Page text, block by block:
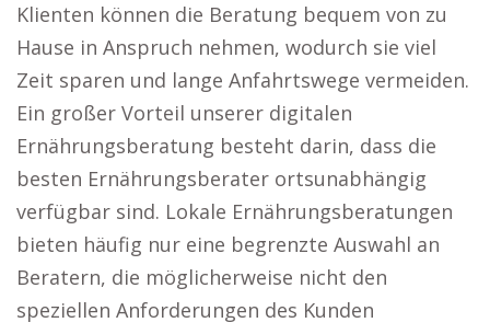
Klienten können die Beratung bequem von zu
Hause in Anspruch nehmen, wodurch sie viel
Zeit sparen und lange Anfahrtswege vermeiden.
Ein großer Vorteil unserer digitalen
Ernährungsberatung besteht darin, dass die
besten Ernährungsberater ortsunabhängig
verfügbar sind. Lokale Ernährungsberatungen
bieten häufig nur eine begrenzte Auswahl an
Beratern, die möglicherweise nicht den
speziellen Anforderungen des Kunden